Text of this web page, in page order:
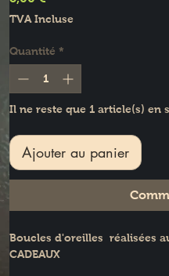
TVA Incluse
Quantité *
Il ne reste que 1 article(s) en
Ajouter au panier
Boucles d'oreilles  réalisées
CADEAUX